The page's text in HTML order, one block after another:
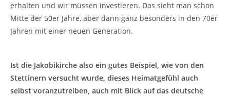
erhalten und wir müssen investieren. Das sieht man schon
Mitte der 50er Jahre, aber dann ganz besonders in den 70er
Jahren mit einer neuen Generation.
Ist die Jakobikirche also ein gutes Beispiel, wie von den
Stettinern versucht wurde, dieses Heimatgefühl auch
selbst voranzutreiben, auch mit Blick auf das deutsche